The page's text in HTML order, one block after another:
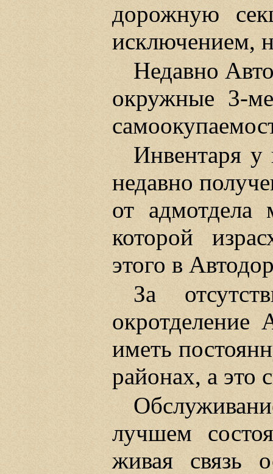
дорожную
исключением,
Недавно
окружные 3-
Инвентаря у
недавно
от
которой
этого в
За
окротделение
иметь
районах, а это
лучшем
живая связь